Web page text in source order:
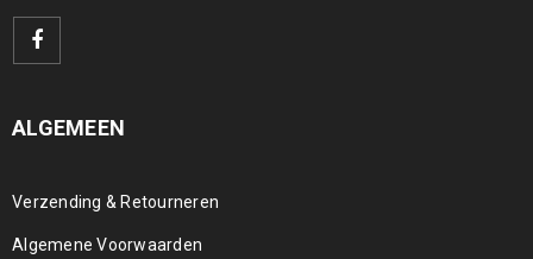
ALGEMEEN
Verzending & Retourneren
Algemene Voorwaarden